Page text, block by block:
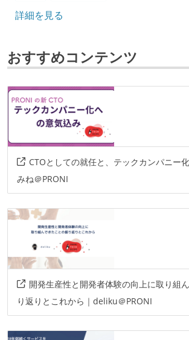
フレームワーク
データベース
postgresql
プロジェクト管理
github
情報共有ツール
notion
その他
github-issue
miro
figma
その他、現場で使われている技術
言語
詳細を見る
おすすめコンテンツ
CTOとしての就任と、テックカンパニー
みね＠PRONI
開発生産性と開発者体験の向上に取り組
り返りとこれから｜deliku＠PRONI